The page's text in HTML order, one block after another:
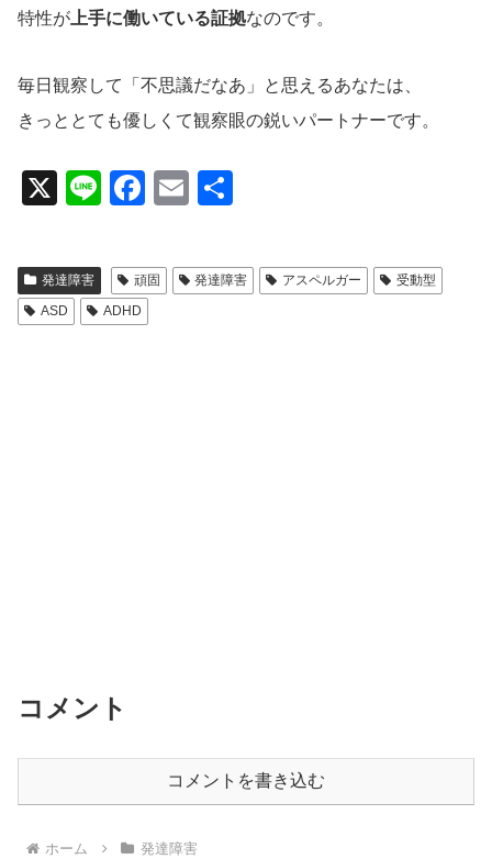
特性が 上手に働いている証拠なのです。
毎日観察して「不思議だなあ」と思えるあなたは、
きっととても優しくて観察眼の鋭いパートナーです。
X
Li
e
F
c
e
b
E
ail
発達障害 頑固 発達障害 アスペルガー
受動型
ASD
ADHD
コメント
コメントを書き込む
ホーム 発達障害